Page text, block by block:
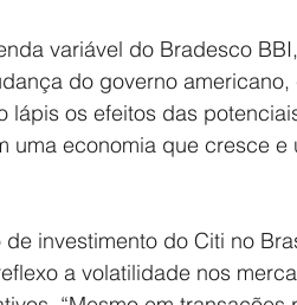
variável do Bradesco
do governo americano,
lápis os efeitos das
uma economia que cresce e
investimento do Citi no
a volatilidade nos